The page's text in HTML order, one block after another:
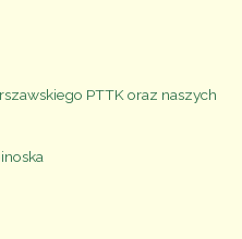
PTTK oraz naszych